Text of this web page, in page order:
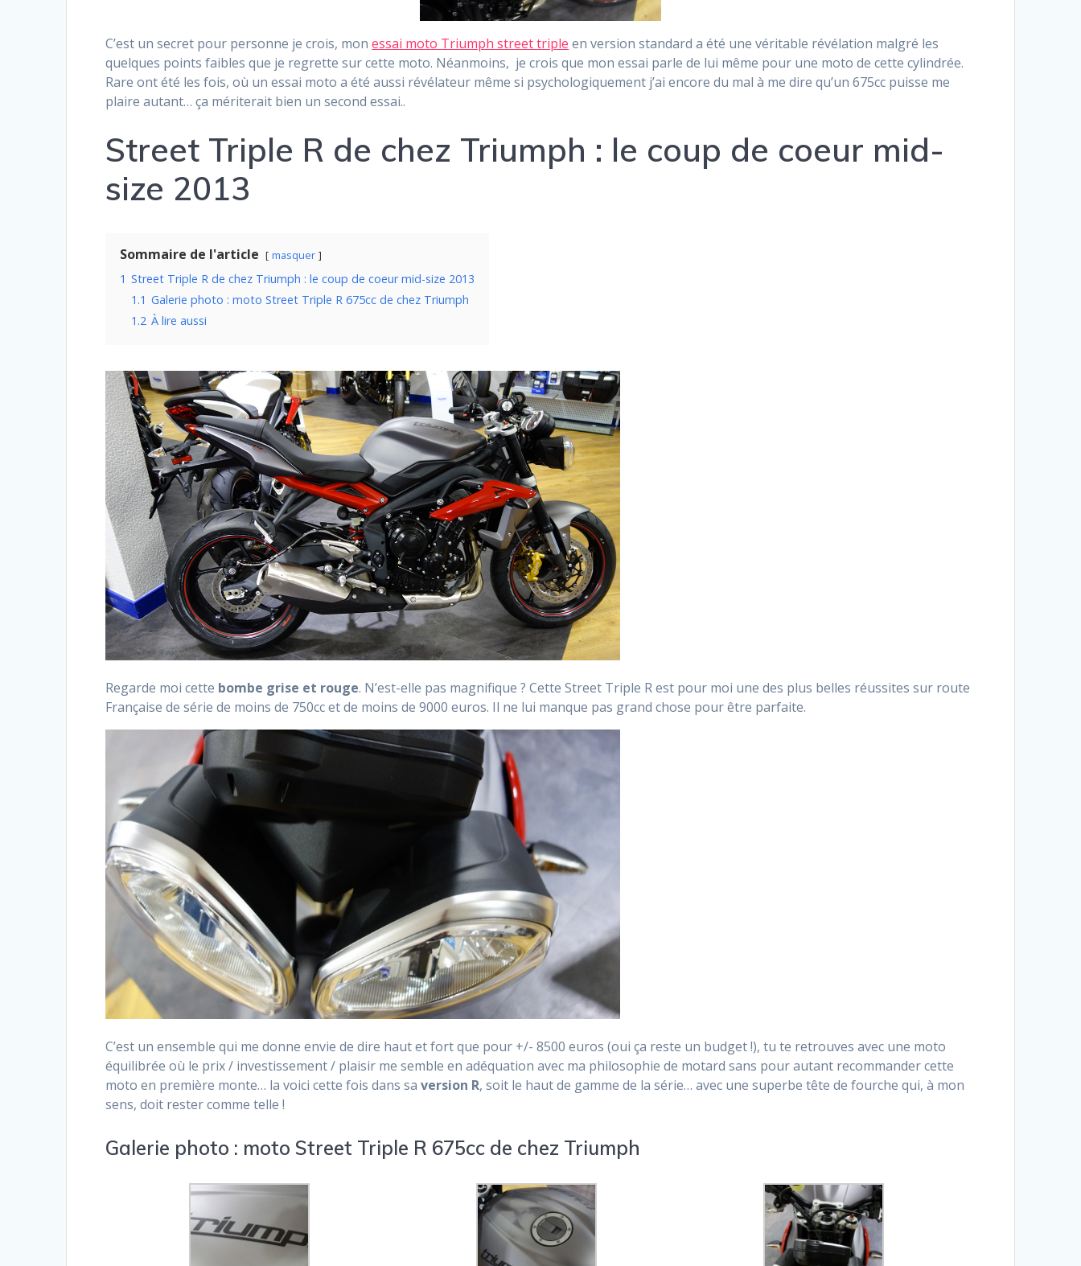
C’est un secret pour personne je crois, monessai moto Triumph street triple en version standard a été une véritable révélation malgré les
quelques points faibles que je regrette sur cette moto. Néanmoins, je crois que mon essai parle de lui même pour une moto de cette cylindrée.
Rare ont été les fois, où un essai moto a été aussi révélateur même si psychologiquement j’ai encore du mal à me dire qu’un 675cc puisse me
plaire autant… ça mériterait bien un second essai..
Street Triple R de chez Triumph : le coup de coeur mid-
size 2013
Sommaire de l'article masquer
1 Street Triple R de chez Triumph : le coup de coeur mid-size 2013
1.1 Galerie photo : moto Street Triple R 675cc de chez Triumph
1.2 À lire aussi
Regarde moi cette bombe grise et rouge. N’est-elle pas magnifique ? Cette Street Triple R est pour moi une des plus belles réussites sur route
Française de série de moins de 750cc et de moins de 9000 euros. Il ne lui manque pas grand chose pour être parfaite.
C’est un ensemble qui me donne envie de dire haut et fort que pour +/- 8500 euros (oui ça reste un budget !), tu te retrouves avec une moto
équilibrée où le prix / investissement / plaisir me semble en adéquation avec ma philosophie de motard sans pour autant recommander cette
moto en première monte… la voici cette fois dans saversion R, soit le haut de gamme de la série… avec une superbe tête de fourche qui, à mon
sens, doit rester comme telle !
Galerie photo : moto Street Triple R 675cc de chez Triumph